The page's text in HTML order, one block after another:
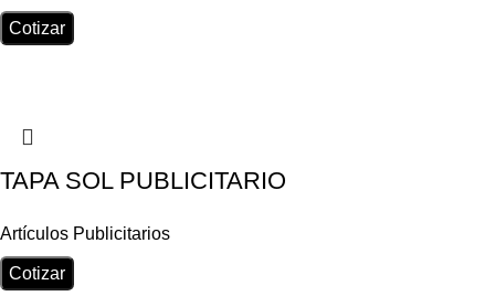
Cotizar
TAPA SOL PUBLICITARIO
Artículos Publicitarios
Cotizar